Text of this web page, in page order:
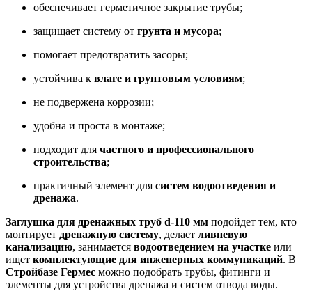
обеспечивает герметичное закрытие трубы;
защищает систему от грунта и мусора;
помогает предотвратить засоры;
устойчива к влаге и грунтовым условиям;
не подвержена коррозии;
удобна и проста в монтаже;
подходит для частного и профессионального
строительства;
практичный элемент для систем водоотведения и
дренажа.
Заглушка для дренажных труб d-110 мм подойдет тем, кто
монтирует дренажную систему, делает ливневую
канализацию, занимается водоотведением на участке или
ищет комплектующие для инженерных коммуникаций. В
Стройбазе Гермес можно подобрать трубы, фитинги и
элементы для устройства дренажа и систем отвода воды.